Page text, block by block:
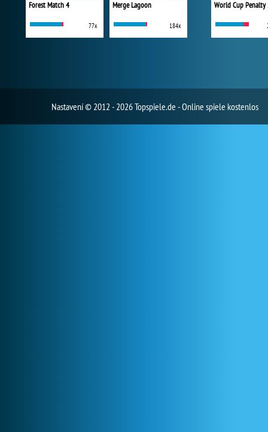
Forest Match 4
77x
Merge Lagoon
184x
World Cup
Nastavení© 2012 - 2026 Topspiele.de - Online spiele kostenlos